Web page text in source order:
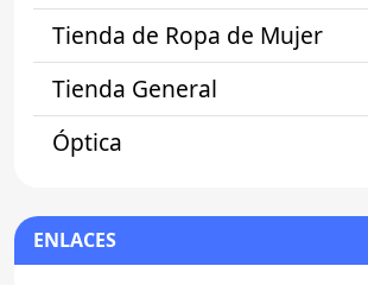
Tienda de Ropa de Mujer
Tienda General
Óptica
ENLACES